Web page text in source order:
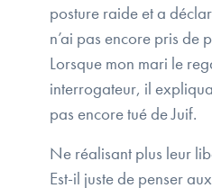
posture raide et a
n’ai pas encore pris de
Lorsque mon mari le
interrogateur, il
pas encore tué de Juif.
Ne réalisant plus leur
Est-il juste de penser